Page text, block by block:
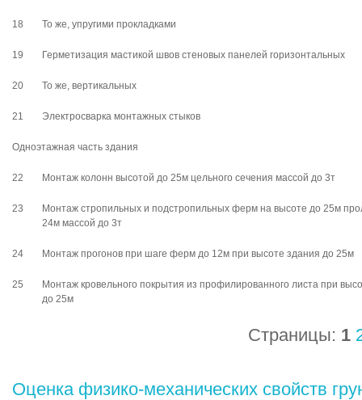
18 То же, упругими прокладками
19 Герметизация мастикой швов стеновых панелей горизонтальных
20 То же, вертикальных
21 Электросварка монтажных стыков
Одноэтажная часть здания
22 Монтаж колонн высотой до 25м цельного сечения массой до 3т
23
Монтаж стропильных и подстропильных ферм на высоте до 25м
24м массой до 3т
24 Монтаж прогонов при шаге ферм до 12м при высоте здания до 25м
25
Монтаж кровельного покрытия из профилированного листа при
до 25м
Страницы: 1
Оценка физико-механических свойств